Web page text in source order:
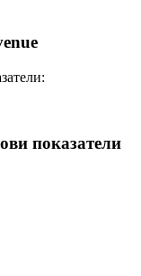
показатели